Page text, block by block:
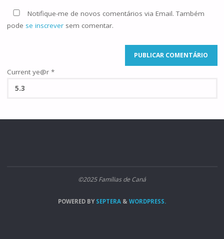
Notifique-me de novos comentários via Email. Também
pode se inscreversem comentar.
Current ye@r *
©2025 Famílias de Caná
POWERED BYSEPTERA & WORDPRESS.